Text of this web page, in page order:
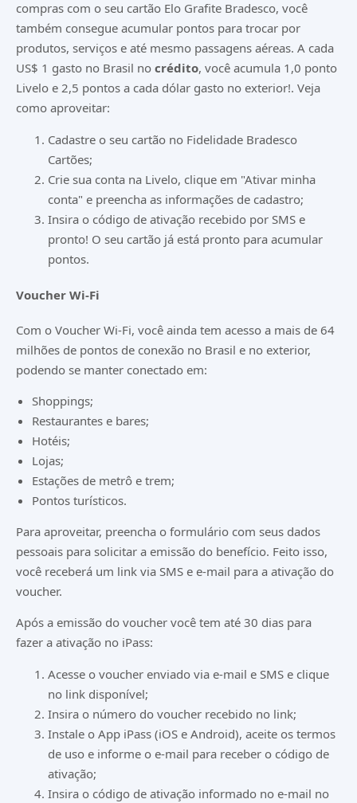
compras com o seu cartão Elo Grafite Bradesco, você
também consegue acumular pontos para trocar por
produtos, serviços e até mesmo passagens aéreas. A cada
US$ 1 gasto no Brasil no crédito, você acumula 1,0 ponto
Livelo e 2,5 pontos a cada dólar gasto no exterior!. Veja
como aproveitar:
Cadastre o seu cartão no Fidelidade Bradesco
Cartões;
Crie sua conta na Livelo, clique em "Ativar minha
conta" e preencha as informações de cadastro;
Insira o código de ativação recebido por SMS e
pronto! O seu cartão já está pronto para acumular
pontos.
Voucher Wi-Fi
Com o Voucher Wi-Fi, você ainda tem acesso a mais de 64
milhões de pontos de conexão no Brasil e no exterior,
podendo se manter conectado em:
Shoppings;
Restaurantes e bares;
Hotéis;
Lojas;
Estações de metrô e trem;
Pontos turísticos.
Para aproveitar, preencha o formulário com seus dados
pessoais para solicitar a emissão do benefício. Feito isso,
você receberá um link via SMS e e-mail para a ativação do
voucher.
Após a emissão do voucher você tem até 30 dias para
fazer a ativação no iPass:
Acesse o voucher enviado via e-mail e SMS e clique
no link disponível;
Insira o número do voucher recebido no link;
Instale o App iPass (iOS e Android), aceite os termos
de uso e informe o e-mail para receber o código de
ativação;
Insira o código de ativação informado no e-mail no